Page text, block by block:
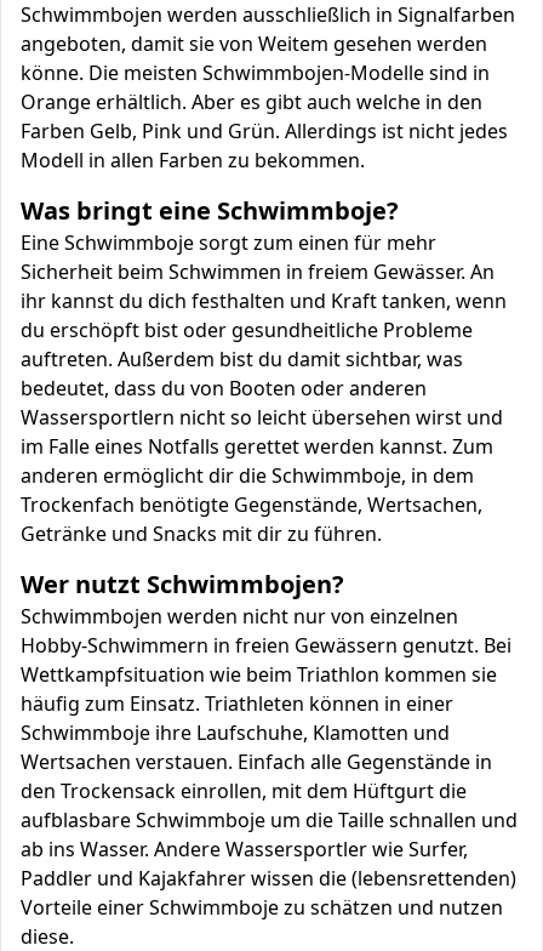
Schwimmbojen werden ausschließlich in Signalfarben
angeboten, damit sie von Weitem gesehen werden
könne. Die meisten Schwimmbojen-Modelle sind in
Orange erhältlich. Aber es gibt auch welche in den
Farben Gelb, Pink und Grün. Allerdings ist nicht jedes
Modell in allen Farben zu bekommen.
Was bringt eine Schwimmboje?
Eine Schwimmboje sorgt zum einen für mehr
Sicherheit beim Schwimmen in freiem Gewässer. An
ihr kannst du dich festhalten und Kraft tanken, wenn
du erschöpft bist oder gesundheitliche Probleme
auftreten. Außerdem bist du damit sichtbar, was
bedeutet, dass du von Booten oder anderen
Wassersportlern nicht so leicht übersehen wirst und
im Falle eines Notfalls gerettet werden kannst. Zum
anderen ermöglicht dir die Schwimmboje, in dem
Trockenfach benötigte Gegenstände, Wertsachen,
Getränke und Snacks mit dir zu führen.
Wer nutzt Schwimmbojen?
Schwimmbojen werden nicht nur von einzelnen
Hobby-Schwimmern in freien Gewässern genutzt. Bei
Wettkampfsituation wie beim Triathlon kommen sie
häufig zum Einsatz. Triathleten können in einer
Schwimmboje ihre Laufschuhe, Klamotten und
Wertsachen verstauen. Einfach alle Gegenstände in
den Trockensack einrollen, mit dem Hüftgurt die
aufblasbare Schwimmboje um die Taille schnallen und
ab ins Wasser. Andere Wassersportler wie Surfer,
Paddler und Kajakfahrer wissen die (lebensrettenden)
Vorteile einer Schwimmboje zu schätzen und nutzen
diese.